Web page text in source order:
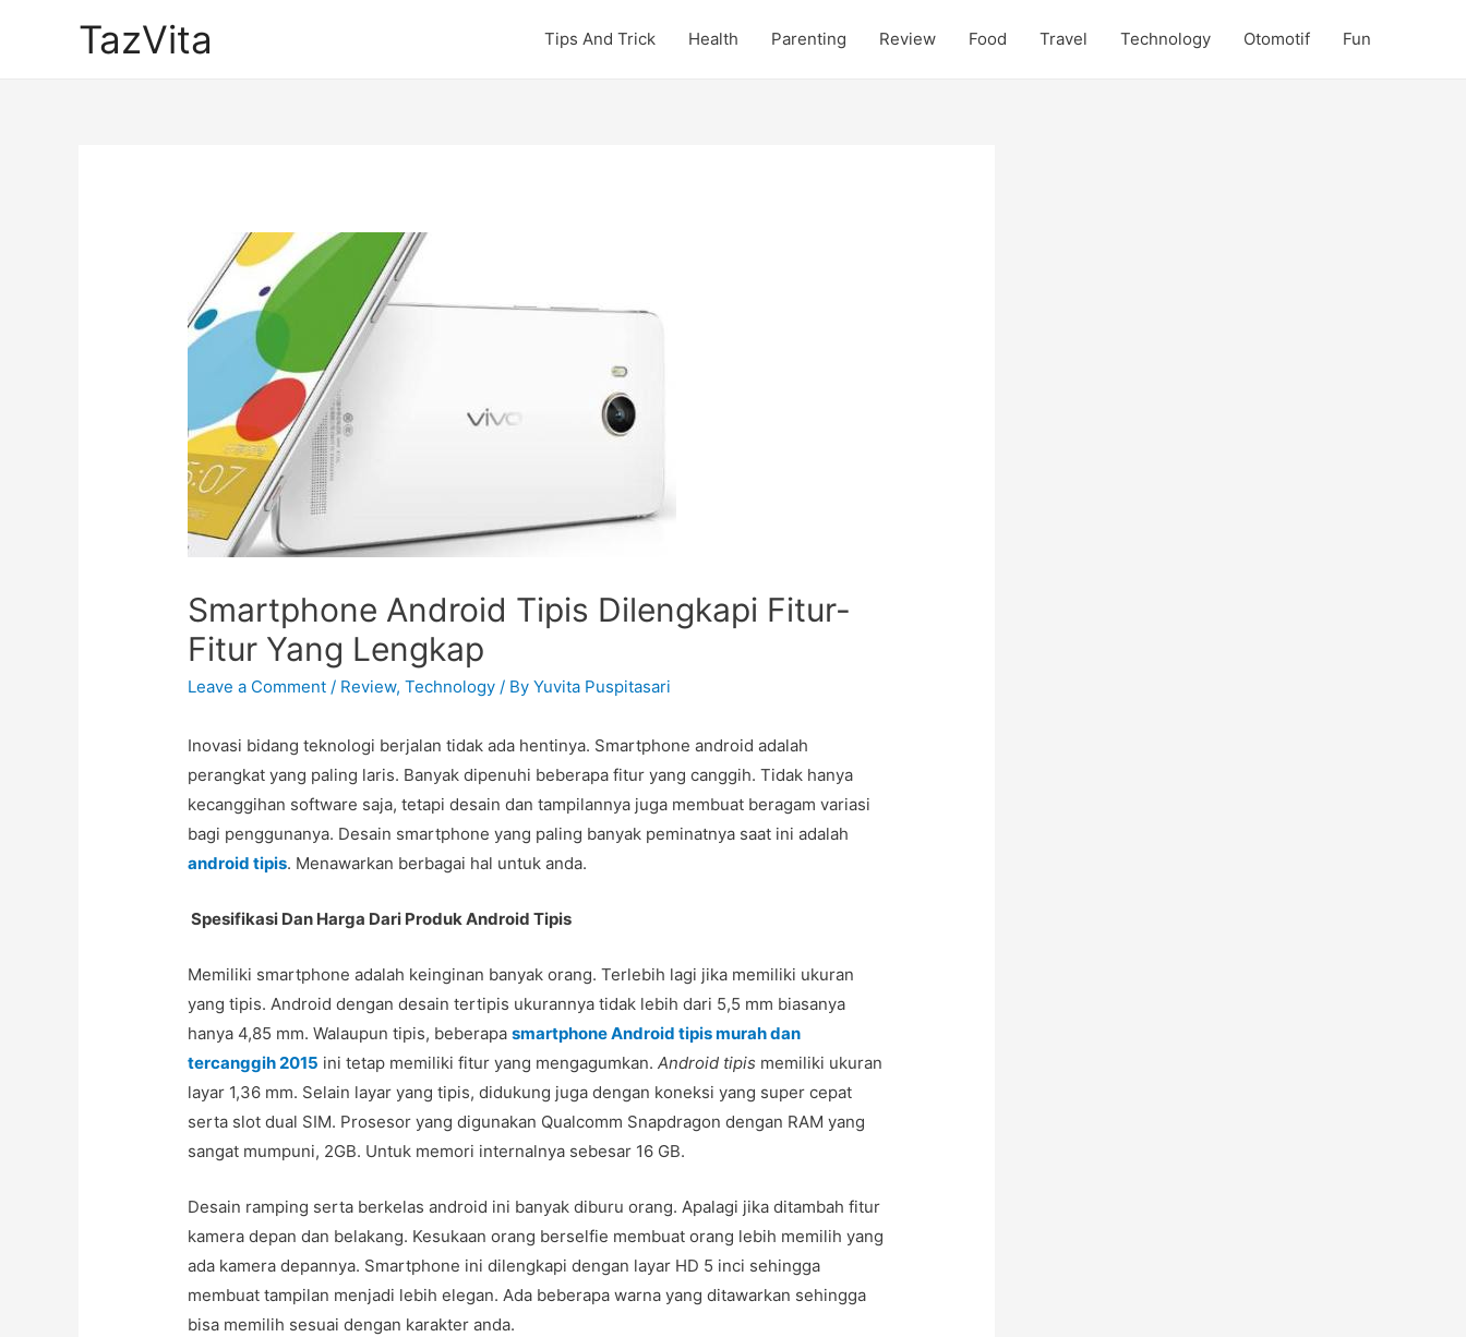
TazVita Tips And Trick Health Parenting Review Food Travel Technology Otomotif Fun
Smartphone Android Tipis Dilengkapi Fitur-
Fitur Yang Lengkap
Leave a Comment / Review,Technology / ByYuvita Puspitasari
Inovasi bidang teknologi berjalan tidak ada hentinya. Smartphone android adalah
perangkat yang paling laris. Banyak dipenuhi beberapa fitur yang canggih. Tidak hanya
kecanggihan software saja, tetapi desain dan tampilannya juga membuat beragam variasi
bagi penggunanya. Desain smartphone yang paling banyak peminatnya saat ini adalah
android tipis. Menawarkan berbagai hal untuk anda.
Spesifikasi Dan Harga Dari Produk Android Tipis
Memiliki smartphone adalah keinginan banyak orang. Terlebih lagi jika memiliki ukuran
yang tipis. Android dengan desain tertipis ukurannya tidak lebih dari 5,5 mm biasanya
hanya 4,85 mm. Walaupun tipis, beberapasmartphone Android tipis murah dan
tercanggih 2015 ini tetap memiliki fitur yang mengagumkan.Android tipis memiliki ukuran
layar 1,36 mm. Selain layar yang tipis, didukung juga dengan koneksi yang super cepat
serta slot dual SIM. Prosesor yang digunakan Qualcomm Snapdragon dengan RAM yang
sangat mumpuni, 2GB. Untuk memori internalnya sebesar 16 GB.
Desain ramping serta berkelas android ini banyak diburu orang. Apalagi jika ditambah fitur
kamera depan dan belakang. Kesukaan orang berselfie membuat orang lebih memilih yang
ada kamera depannya. Smartphone ini dilengkapi dengan layar HD 5 inci sehingga
membuat tampilan menjadi lebih elegan. Ada beberapa warna yang ditawarkan sehingga
bisa memilih sesuai dengan karakter anda.